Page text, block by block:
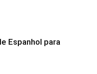
Espanhol para